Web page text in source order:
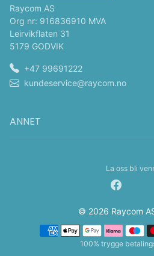
Raycom AS
Org nr: 916836910 MVA
Leirvikflaten 31
5179 GODVIK
+47 99691222
kundeservice@raycom.no
ANNET
La oss bli
© 2026 Raycom
Betalingsmetoder
100% trygge